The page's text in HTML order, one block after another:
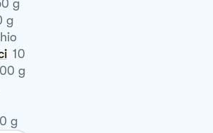
g
g
10
g
g